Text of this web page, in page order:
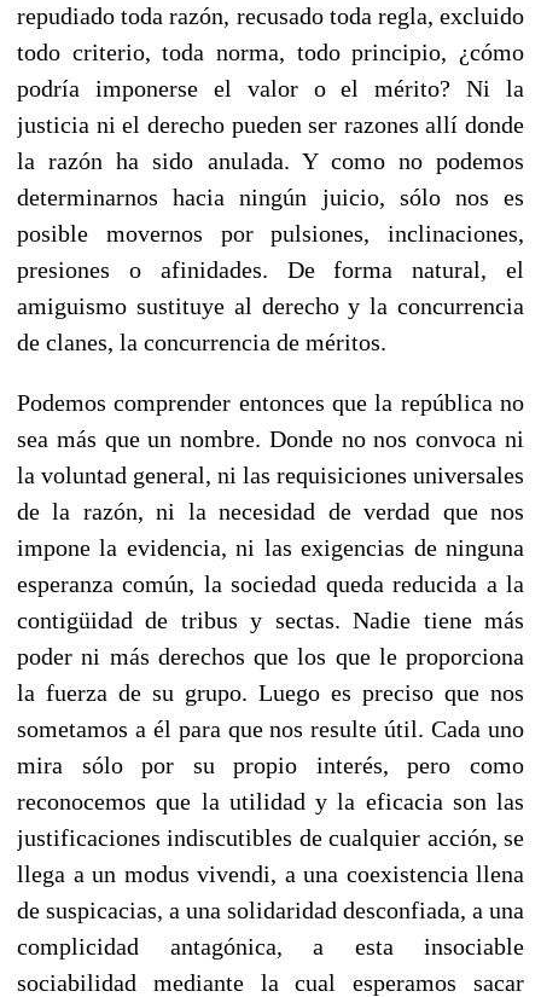
repudiado toda razón, recusado toda regla, excluido
todo criterio, toda norma, todo principio, ¿cómo
podría imponerse el valor o el mérito? Ni la
justicia ni el derecho pueden ser razones allí donde
la razón ha sido anulada. Y como no podemos
determinarnos hacia ningún juicio, sólo nos es
posible movernos por pulsiones, inclinaciones,
presiones o afinidades. De forma natural, el
amiguismo sustituye al derecho y la concurrencia
de clanes, la concurrencia de méritos.
Podemos comprender entonces que la república no
sea más que un nombre. Donde no nos convoca ni
la voluntad general, ni las requisiciones universales
de la razón, ni la necesidad de verdad que nos
impone la evidencia, ni las exigencias de ninguna
esperanza común, la sociedad queda reducida a la
contigüidad de tribus y sectas. Nadie tiene más
poder ni más derechos que los que le proporciona
la fuerza de su grupo. Luego es preciso que nos
sometamos a él para que nos resulte útil. Cada uno
mira sólo por su propio interés, pero como
reconocemos que la utilidad y la eficacia son las
justificaciones indiscutibles de cualquier acción, se
llega a un modus vivendi, a una coexistencia llena
de suspicacias, a una solidaridad desconfiada, a una
complicidad antagónica, a esta insociable
sociabilidad mediante la cual esperamos sacar